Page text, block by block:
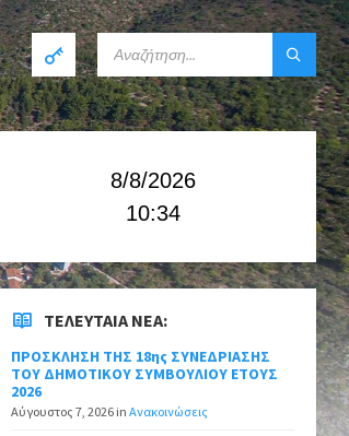
8/8/2026
10:34
ΤΕΛΕΥΤΑΊΑ ΝΈΑ:
ΠΡΟΣΚΛΗΣΗ ΤΗΣ 18ης ΣΥΝΕΔΡΙΑΣΗΣ
ΤΟΥ ΔΗΜΟΤΙΚΟΥ ΣΥΜΒΟΥΛΙΟΥ ΕΤΟΥΣ
2026
Αύγουστος 7, 2026 inΑνακοινώσεις